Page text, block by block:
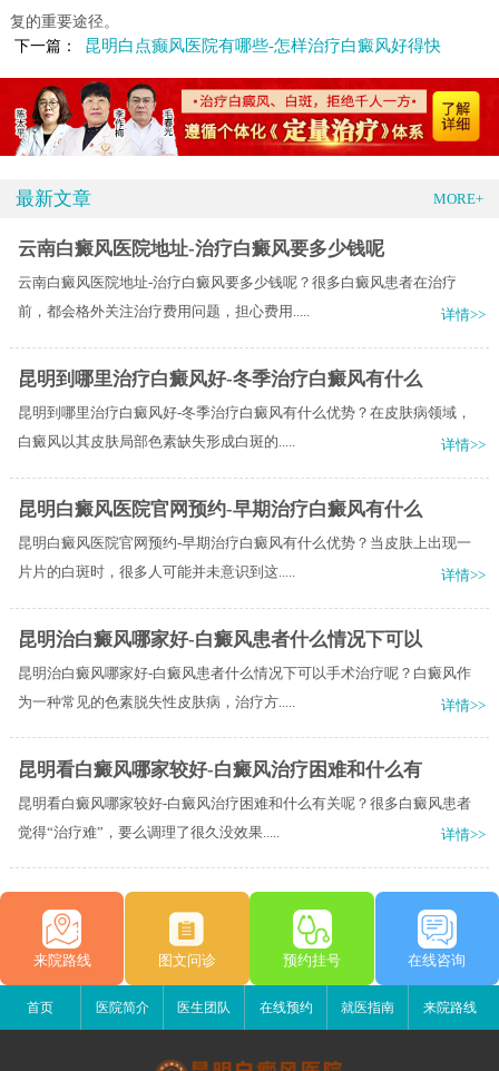
复的重要途径。
下一篇：
昆明白点癫风医院有哪些-怎样治疗白癜风好得快
最新文章 MORE+
云南白癜风医院地址-治疗白癜风要多少钱呢
云南白癜风医院地址-治疗白癜风要多少钱呢？很多白癜风患者在治疗
前，都会格外关注治疗费用问题，担心费用.....
详情>>
昆明到哪里治疗白癜风好-冬季治疗白癜风有什么
昆明到哪里治疗白癜风好-冬季治疗白癜风有什么优势？在皮肤病领域，
白癜风以其皮肤局部色素缺失形成白斑的.....
详情>>
昆明白癜风医院官网预约-早期治疗白癜风有什么
昆明白癜风医院官网预约-早期治疗白癜风有什么优势？当皮肤上出现一
片片的白斑时，很多人可能并未意识到这.....
详情>>
昆明治白癜风哪家好-白癜风患者什么情况下可以
昆明治白癜风哪家好-白癜风患者什么情况下可以手术治疗呢？白癜风作
为一种常见的色素脱失性皮肤病，治疗方.....
详情>>
昆明看白癜风哪家较好-白癜风治疗困难和什么有
昆明看白癜风哪家较好-白癜风治疗困难和什么有关呢？很多白癜风患者
觉得“治疗难”，要么调理了很久没效果.....
详情>>
来院路线 图文问诊 预约挂号 在线咨询
首页 医院简介 医生团队 在线预约 就医指南 来院路线